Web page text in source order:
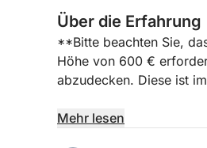
Über die Erfahrung
**Bitte beachten Sie,
Höhe von 600 €
abzudecken. Diese ist
Erleben Sie einen
Mehr lesen